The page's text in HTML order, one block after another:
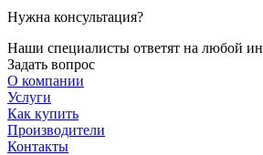
Нужна консультация?
Наши специалисты ответят на любой
Задать вопрос
О компании
Услуги
Как купить
Производители
Контакты